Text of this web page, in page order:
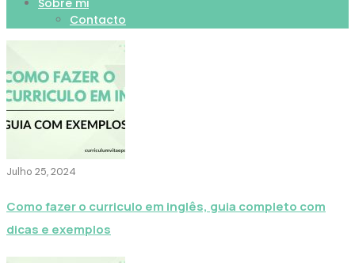
Sobre mi
Contacto
Julho 25, 2024
Como fazer o curriculo em inglês, guia completo com
dicas e exemplos